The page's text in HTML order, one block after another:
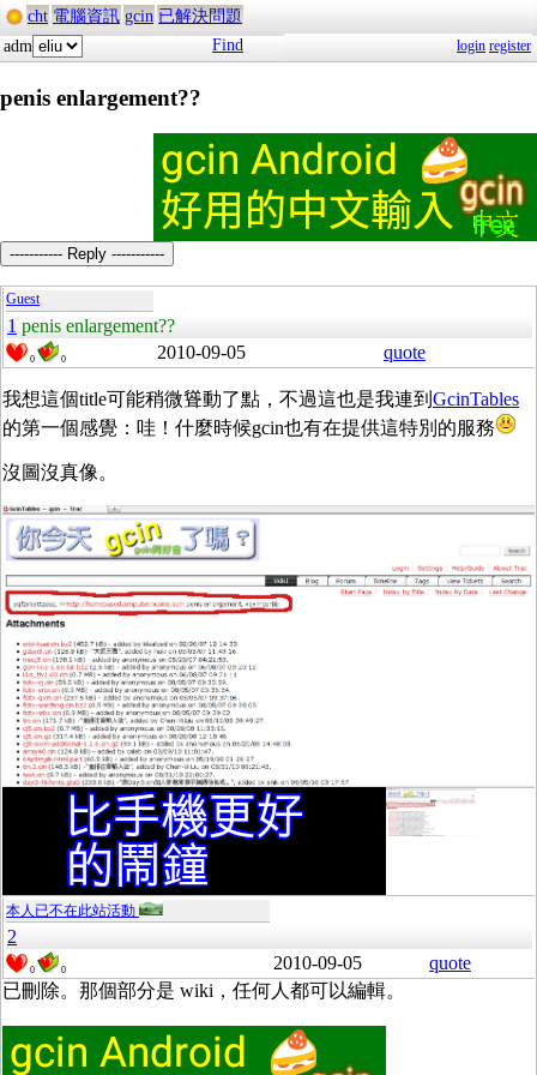
cht 電腦資訊 gcin 已解決問題
adm
Find login register
penis enlargement??
----------- Reply -----------
Guest
1 penis enlargement??
0 0 2010-09-05 quote
我想這個title可能稍微聳動了點，不過這也是我連到 GcinTables
的第一個感覺：哇！什麼時候gcin也有在提供這特別的服務
沒圖沒真像。
本人已不在此站活動
2
0 0 2010-09-05
quote
已刪除。那個部分是 wiki，任何人都可以編輯。